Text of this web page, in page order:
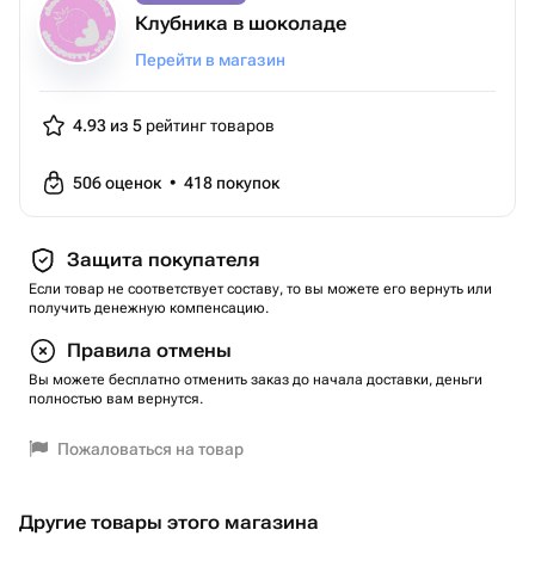
Клубника в шоколаде
Перейти в магазин
4.93 из 5 рейтинг товаров
506оценок • 418 покупок
Защита покупателя
Если товар не соответствует составу, то вы можете его вернуть или
получить денежную компенсацию.
Правила отмены
Вы можете бесплатно отменить заказ до начала доставки, деньги
полностью вам вернутся.
Пожаловаться на товар
Другие товары этого магазина